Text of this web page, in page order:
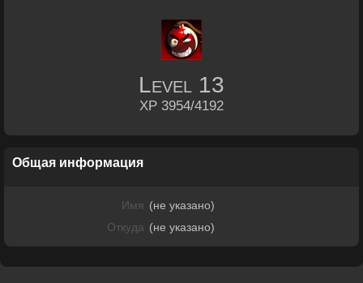
Level 13
XP 3954/4192
Общая информация
Имя (не указано)
Откуда (не указано)